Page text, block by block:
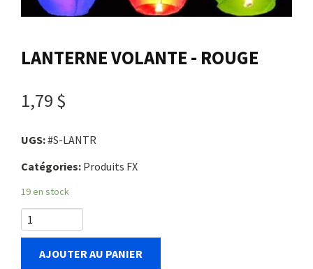
Me connecter
Panier
English
LANTERNE VOLANTE - ROUGE
1,79 $
UGS:#S-LANTR
Catégories: Produits FX
19 en stock
AJOUTER AU PANIER